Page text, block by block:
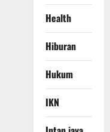
Health
Hiburan
Hukum
IKN